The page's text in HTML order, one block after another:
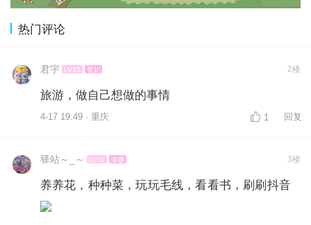
热门评论
君宇 LV15 贵妃 2楼
旅游，做自己想做的事情
4-17 19:49 · 重庆 1 回复
驿站～_～ LV11 淑媛 3楼
养养花，种种菜，玩玩毛线，看看书，刷刷抖音